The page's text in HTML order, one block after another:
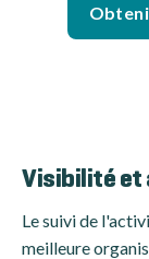
Visibilité
Le suivi de
meilleure